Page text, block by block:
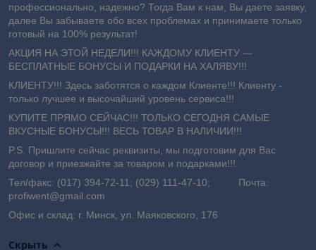
профессионально, надежно? Тогда Вам к нам, Вы даете заявку,
далее Вы забываете обо всех проблемах и принимаете только
готовый на 100% результат!
АКЦИЯ НА ЭТОЙ НЕДЕЛИ!!! КАЖДОМУ КЛИЕНТУ —
БЕСПЛАТНЫЕ БОНУСЫ И ПОДАРКИ НА ХАЛЯВУ!!!
КЛИЕНТУ!!! Здесь заботятся о каждом Клиенте!!! Клиенту -
только лучшее и высочайший уровень сервиса!!!
КУПИТЕ ПРЯМО СЕЙЧАС!!! ТОЛЬКО СЕГОДНЯ САМЫЕ
ВКУСНЫЕ БОНУСЫ!!! ВЕСЬ ТОВАР В НАЛИЧИИ!!!
P.S. Пришлите сейчас реквизиты, мы подготовим для Вас
договор и приезжайте за товаром и подарками!!!
Тел/факс: (017) 394-72-11; (029) 111-47-10; Почта:
profiwent@gmail.com
Офис и склад: г. Минск, ул. Маяковского, 176
Скрыть